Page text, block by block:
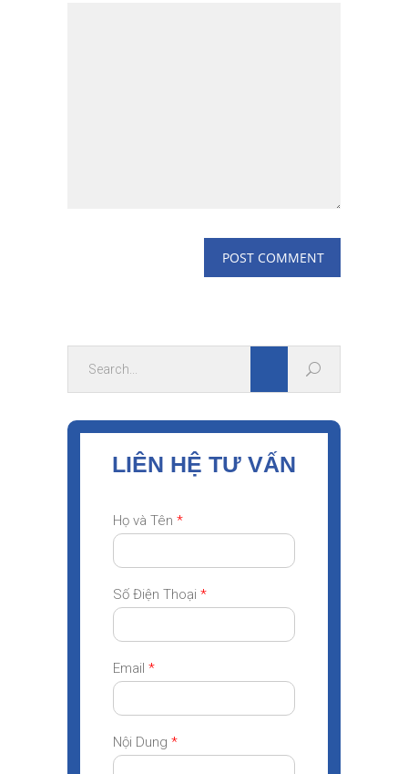
LIÊN HỆ TƯ VẤN
Họ và Tên *
Số Điện Thoại *
Email *
Nội Dung *